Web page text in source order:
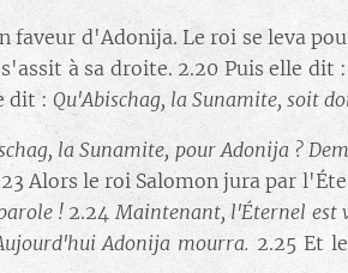
faveur d'Adonija. Le roi se leva
à sa droite. 2.20 Puis elle dit :
dit : Qu'Abischag, la Sunamite, soit
la Sunamite, pour Adonija ?
Alors le roi Salomon jura par
! 2.24Maintenant, l'Éternel est
Adonija mourra. 2.25 Et